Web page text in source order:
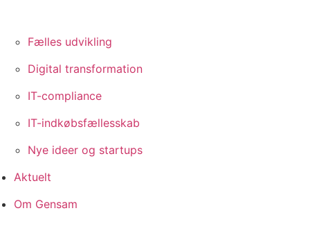
Fælles udvikling
Digital transformation
IT-compliance
IT-indkøbsfællesskab
Nye ideer og startups
Aktuelt
Om Gensam